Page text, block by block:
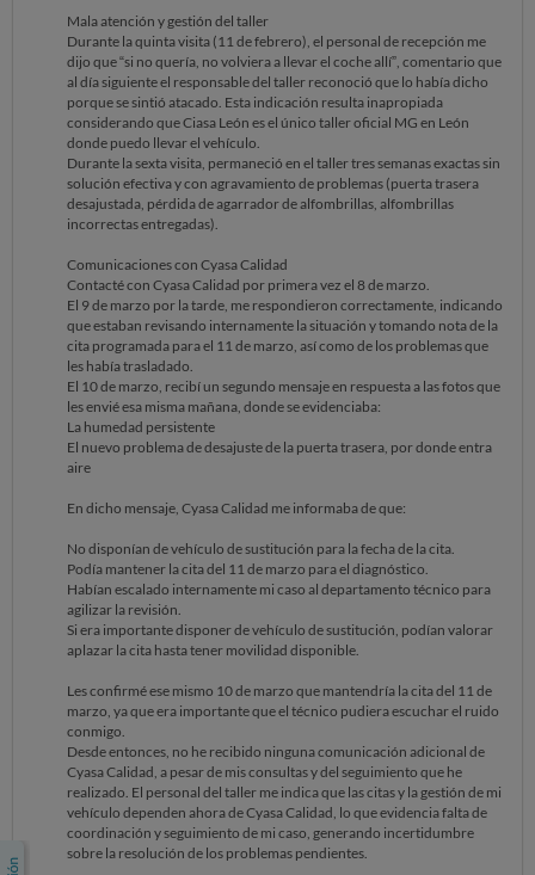
Mala atención y gestión del taller
Durante la quinta visita (11 de febrero), el personal de recepción me
dijo que “si no quería, no volviera a llevar el coche allí”, comentario que
al día siguiente el responsable del taller reconoció que lo había dicho
porque se sintió atacado. Esta indicación resulta inapropiada
considerando que Ciasa León es el único taller oficial MG en León
donde puedo llevar el vehículo.
Durante la sexta visita, permaneció en el taller tres semanas exactas sin
solución efectiva y con agravamiento de problemas (puerta trasera
desajustada, pérdida de agarrador de alfombrillas, alfombrillas
incorrectas entregadas).
Comunicaciones con Cyasa Calidad
Contacté con Cyasa Calidad por primera vez el 8 de marzo.
El 9 de marzo por la tarde, me respondieron correctamente, indicando
que estaban revisando internamente la situación y tomando nota de la
cita programada para el 11 de marzo, así como de los problemas que
les había trasladado.
El 10 de marzo, recibí un segundo mensaje en respuesta a las fotos que
les envié esa misma mañana, donde se evidenciaba:
La humedad persistente
El nuevo problema de desajuste de la puerta trasera, por donde entra
aire
En dicho mensaje, Cyasa Calidad me informaba de que:
No disponían de vehículo de sustitución para la fecha de la cita.
Podía mantener la cita del 11 de marzo para el diagnóstico.
Habían escalado internamente mi caso al departamento técnico para
agilizar la revisión.
Si era importante disponer de vehículo de sustitución, podían valorar
aplazar la cita hasta tener movilidad disponible.
Les confirmé ese mismo 10 de marzo que mantendría la cita del 11 de
marzo, ya que era importante que el técnico pudiera escuchar el ruido
conmigo.
Desde entonces, no he recibido ninguna comunicación adicional de
Cyasa Calidad, a pesar de mis consultas y del seguimiento que he
realizado. El personal del taller me indica que las citas y la gestión de mi
vehículo dependen ahora de Cyasa Calidad, lo que evidencia falta de
coordinación y seguimiento de mi caso, generando incertidumbre
sobre la resolución de los problemas pendientes.